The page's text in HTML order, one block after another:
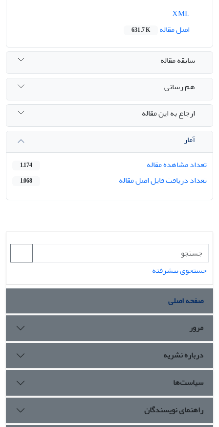
اصل مقاله
631.7 K
سابقه مقاله
هم رسانی
ارجاع به این مقاله
آمار
تعداد مشاهده مقاله
1,174
تعداد دریافت فایل اصل مقاله 1,068
جستجوی پیشرفته
صفحه اصلی
مرور
درباره نشریه
سیاست‌ها
راهنمای نویسندگان